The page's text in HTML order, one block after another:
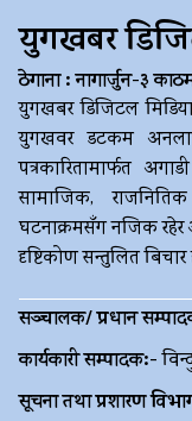
युगखबर
ठेगाना : नागार्जुन-३
युगखबर डिजिटल
युगखवर डटकम
पत्रकारितामार्फत
सामाजिक,
घटनाक्रमसँग नजिक रहेर
दृष्टिकोण सन्तुलित बिचार
सञ्चालक/ प्रधान
कार्यकारी सम्पादक:-
सूचना तथा प्रशारण